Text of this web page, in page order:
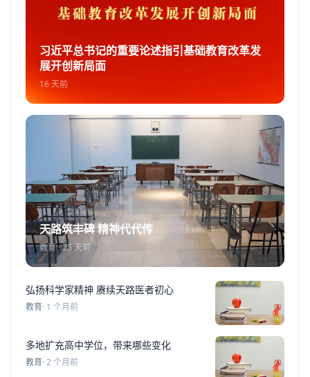
习近平总书记的重要论述指引基础教育改革发
展开创新局面
16 天前
天路筑丰碑 精神代代传
教育 · 25 天前
弘扬科学家精神 赓续天路医者初心
教育· 1 个月前
多地扩充高中学位，带来哪些变化
教育· 2 个月前